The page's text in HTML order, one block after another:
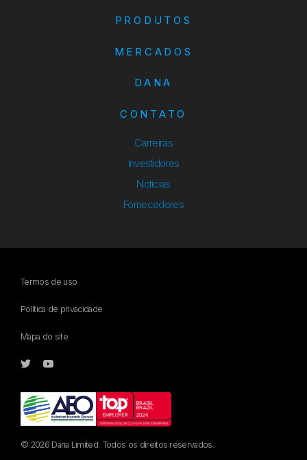
PRODUTOS
MERCADOS
DANA
CONTATO
Carreiras
Investidores
Notícias
Fornecedores
Termos de uso
Política de privacidade
Mapa do site
© 2026 Dana Limited. Todos os direitos reservados.